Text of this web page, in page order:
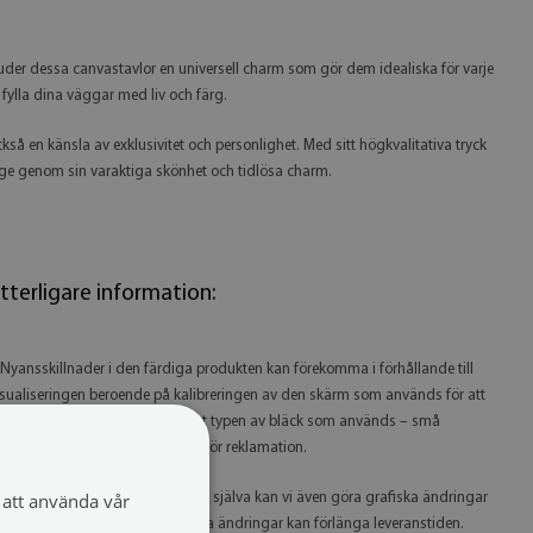
dessa canvastavlor en universell charm som gör dem idealiska för varje
dina väggar med liv och färg.
en känsla av exklusivitet och personlighet. Med sitt högkvalitativa tryck
genom sin varaktiga skönhet och tidlösa charm.
information:
i den färdiga produkten kan förekomma i förhållande till
beroende på kalibreringen av den skärm som används för att
på produkten, skrivaren samt typen av bläck som används – små
utgör inte grund för reklamation.
vi tillverkar produkterna själva kan vi även göra grafiska ändringar
begäran. Observera att grafiska ändringar kan förlänga leveranstiden.
använda vår